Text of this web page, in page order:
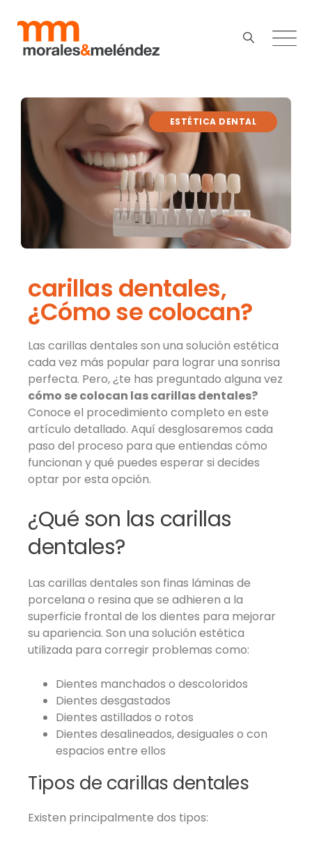
ESTÉTICA DENTAL
carillas dentales,
¿Cómo se colocan?
Las carillas dentales son una solución estética
cada vez más popular para lograr una sonrisa
perfecta. Pero, ¿te has preguntado alguna vez
cómo se colocan las carillas dentales?
Conoce el procedimiento completo en este
artículo detallado. Aquí desglosaremos cada
paso del proceso para que entiendas cómo
funcionan y qué puedes esperar si decides
optar por esta opción.
¿Qué son las carillas
dentales?
Las carillas dentales son finas láminas de
porcelana o resina que se adhieren a la
superficie frontal de los dientes para mejorar
su apariencia. Son una solución estética
utilizada para corregir problemas como:
Dientes manchados o descoloridos
Dientes desgastados
Dientes astillados o rotos
Dientes desalineados, desiguales o con
espacios entre ellos
Tipos de carillas dentales
Existen principalmente dos tipos: